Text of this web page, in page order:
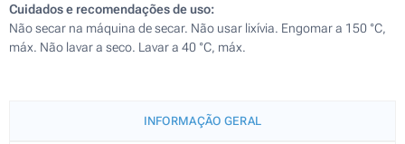
Cuidados e recomendações de uso:
Não secar na máquina de secar. Não usar lixívia. Engomar a 150 °C,
máx. Não lavar a seco. Lavar a 40 °C, máx.
INFORMAÇÃO GERAL